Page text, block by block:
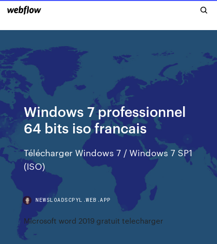
Windows 7 professionnel
64 bits iso francais
Télécharger Windows 7 / Windows 7 SP1
(ISO)
NEWSLOADSCPYL.WEB.APP
Microsoft word 2019 gratuit telecharger